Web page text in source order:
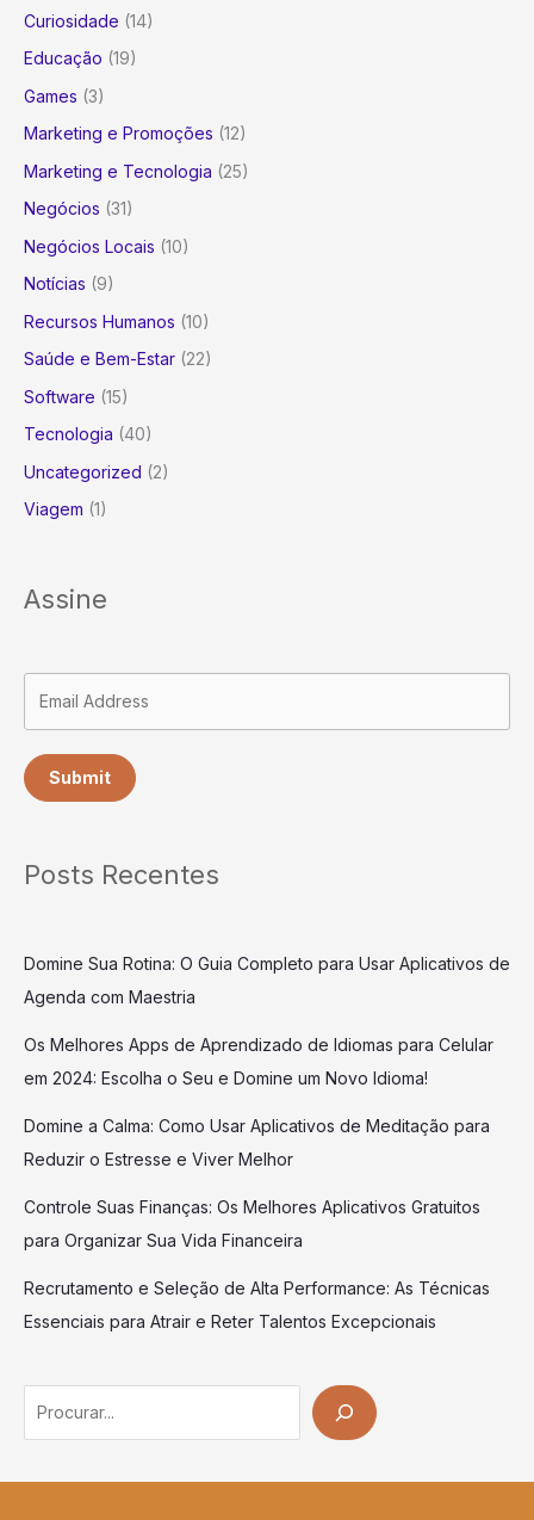
Curiosidade (14)
Educação (19)
Games (3)
Marketing e Promoções (12)
Marketing e Tecnologia (25)
Negócios (31)
Negócios Locais (10)
Notícias (9)
Recursos Humanos (10)
Saúde e Bem-Estar (22)
Software (15)
Tecnologia (40)
Uncategorized (2)
Viagem (1)
Assine
Submit
Posts Recentes
Domine Sua Rotina: O Guia Completo para Usar Aplicativos de
Agenda com Maestria
Os Melhores Apps de Aprendizado de Idiomas para Celular
em 2024: Escolha o Seu e Domine um Novo Idioma!
Domine a Calma: Como Usar Aplicativos de Meditação para
Reduzir o Estresse e Viver Melhor
Controle Suas Finanças: Os Melhores Aplicativos Gratuitos
para Organizar Sua Vida Financeira
Recrutamento e Seleção de Alta Performance: As Técnicas
Essenciais para Atrair e Reter Talentos Excepcionais